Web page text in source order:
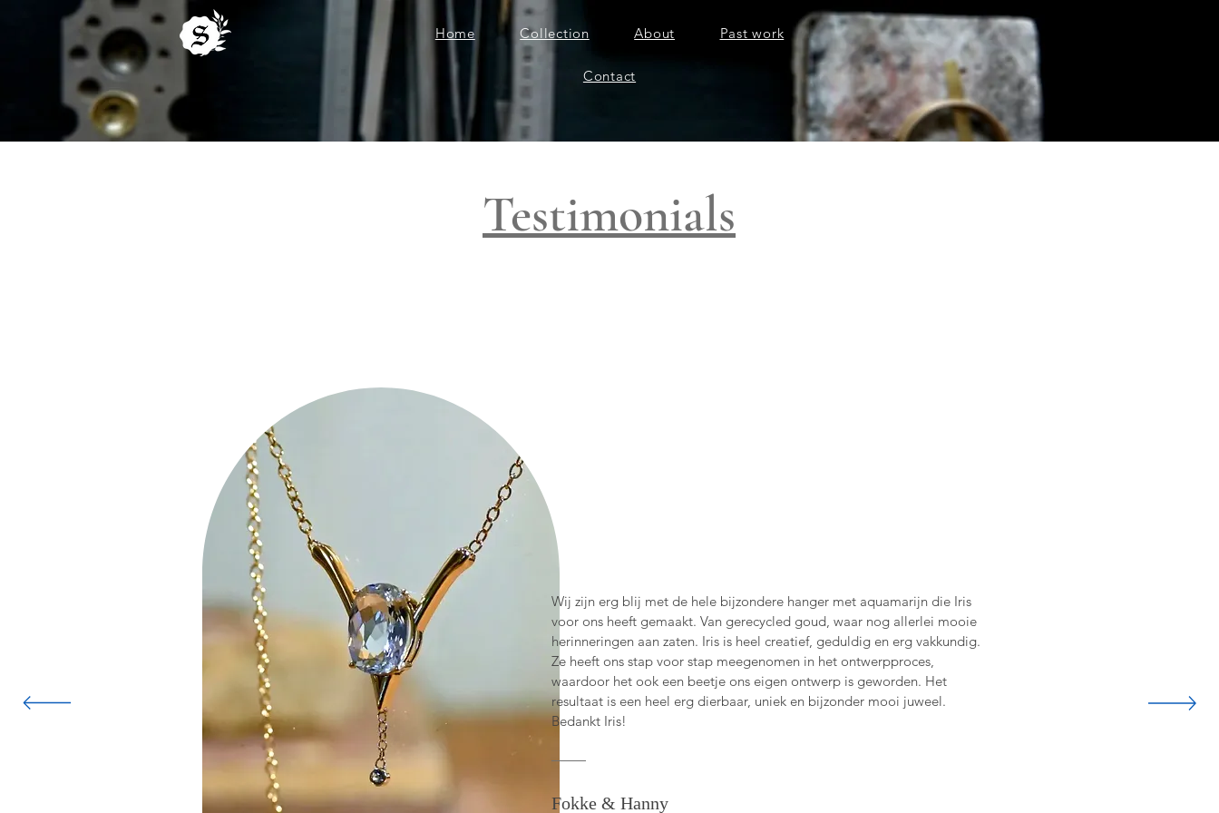
Home Collection About Past work
Contact
Testimonials
Wij zijn erg blij met de hele bijzondere hanger met aquamarijn die Iris
voor ons heeft gemaakt. Van gerecycled goud, waar nog allerlei mooie
herinneringen aan zaten. Iris is heel creatief, geduldig en erg vakkundig.
Ze heeft ons stap voor stap meegenomen in het ontwerpproces,
waardoor het ook een beetje ons eigen ontwerp is geworden. Het
resultaat is een heel erg dierbaar, uniek en bijzonder mooi juweel.
Bedankt Iris!
Fokke & Hanny